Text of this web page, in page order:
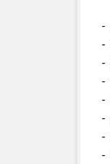
-
-
-
-
-
-
-
-